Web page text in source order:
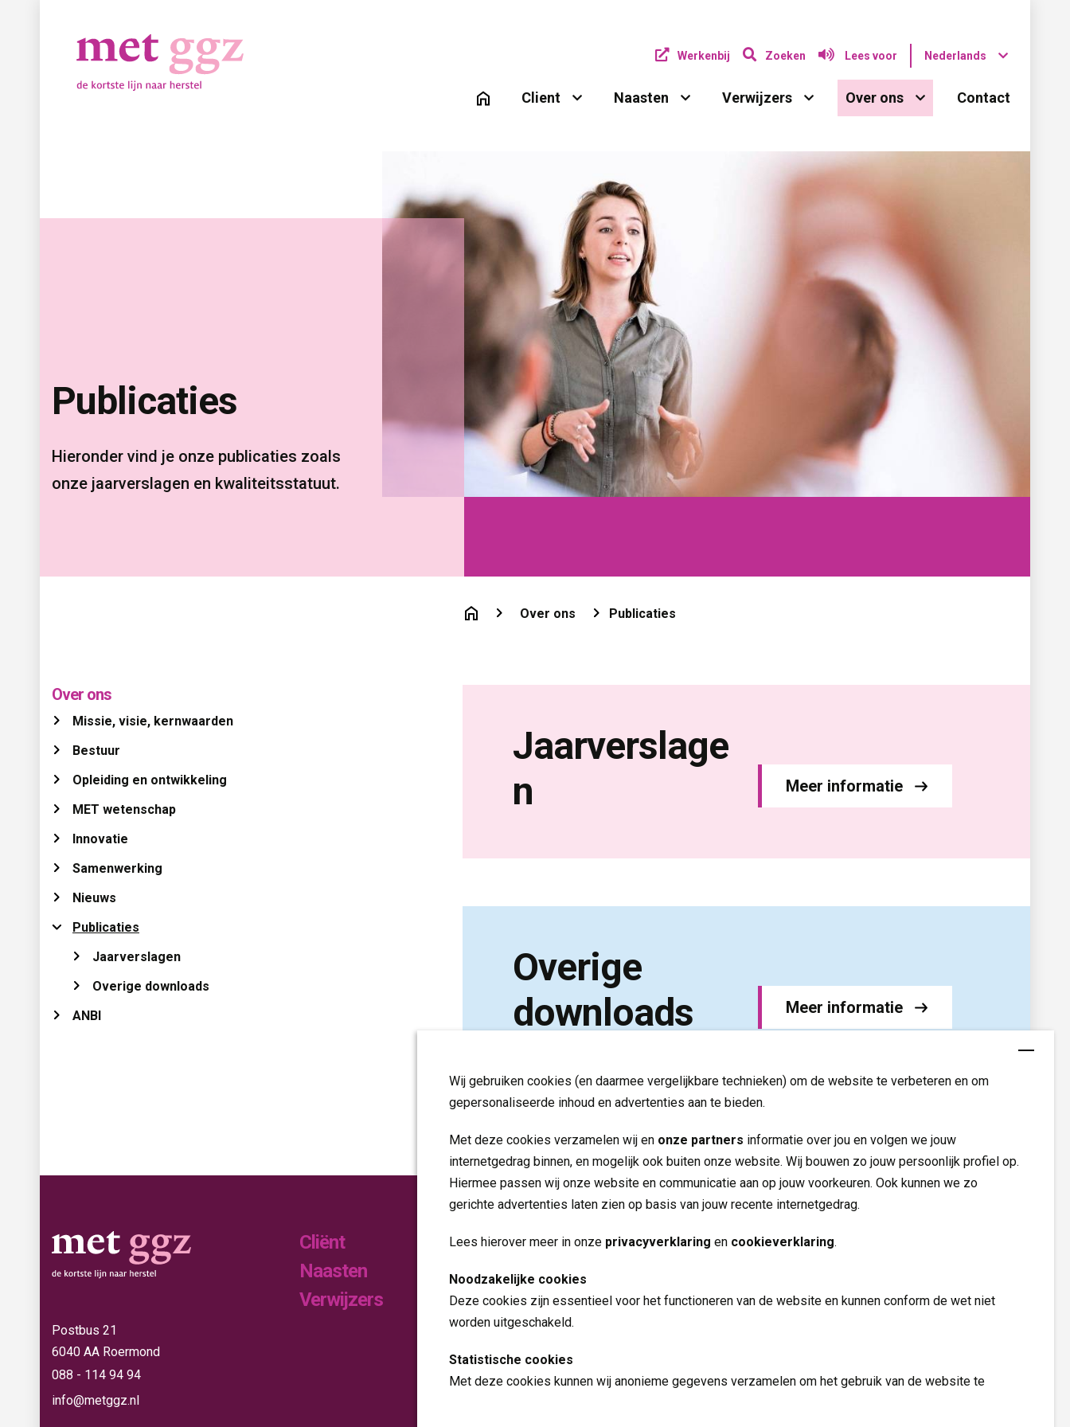
Wij gebruiken cookies (en daarmee vergelijkbare technieken) om de website te verbeteren en om
gepersonaliseerde inhoud en advertenties aan te bieden.
Met deze cookies verzamelen wij en onze partners informatie over jou en volgen we jouw
internetgedrag binnen, en mogelijk ook buiten onze website. Wij bouwen zo jouw persoonlijk profiel op.
Hiermee passen wij onze website en communicatie aan op jouw voorkeuren. Ook kunnen we zo
gerichte advertenties laten zien op basis van jouw recente internetgedrag.
Lees hierover meer in onze privacyverklaring en cookieverklaring.
Noodzakelijke cookies
Deze cookies zijn essentieel voor het functioneren van de website en kunnen conform de wet niet
worden uitgeschakeld.
Statistische cookies
Met deze cookies kunnen wij anonieme gegevens verzamelen om het gebruik van de website te
Werkenbij Zoeken Lees voor Nederlands
Client Naasten Verwijzers Over ons Contact
Publicaties
Hieronder vind je onze publicaties zoals
onze jaarverslagen en kwaliteitsstatuut.
Over ons Publicaties
Over ons
Missie, visie, kernwaarden
Bestuur
Opleiding en ontwikkeling
MET wetenschap
Innovatie
Samenwerking
Nieuws
Publicaties
Jaarverslagen
Overige downloads
ANBI
Jaarverslage
n
Meer informatie
Overige
downloads
Meer informatie
Postbus 21
6040 AA Roermond
088 - 114 94 94
info@metggz.nl
Cliënt
Naasten
Verwijzers
Publicaties
Folders
Jaarverslagen
Nieuws
Contact
Volg ons op